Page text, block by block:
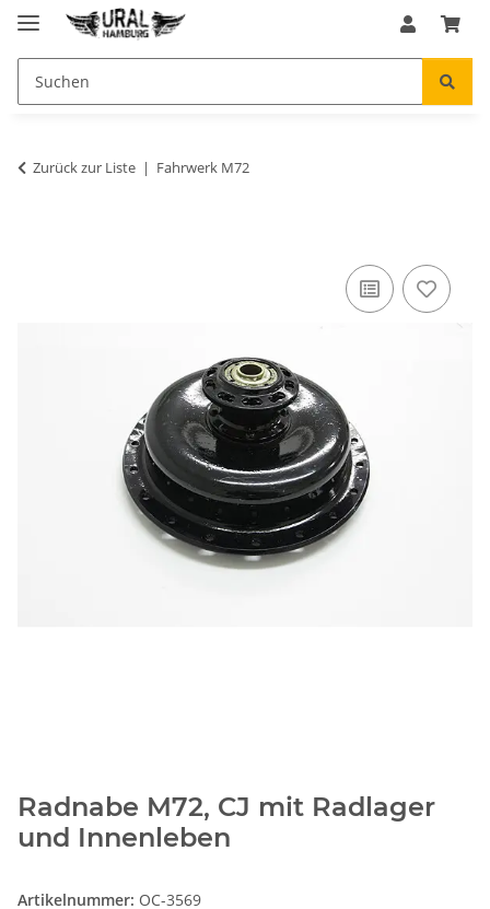
Zurück zur Liste Fahrwerk M72
Radnabe M72, CJ mit Radlager
und Innenleben
Artikelnummer: OC-3569